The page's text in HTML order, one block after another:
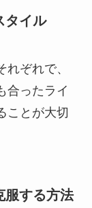
タイル
ぞれで、
合ったライ
ことが大切
服する方法